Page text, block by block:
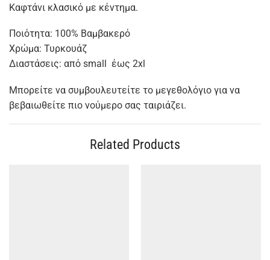
Καφτάνι κλασικό με κέντημα.
Ποιότητα: 100% Βαμβακερό
Χρώμα: Τυρκουάζ
Διαστάσεις: από small έως 2xl
Μπορείτε να συμβουλευτείτε το μεγεθολόγιο για να
βεβαιωθείτε πιο νούμερο σας ταιριάζει.
Related Products